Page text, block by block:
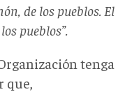
de los pueblos. El
pueblos”.
tenga
que,